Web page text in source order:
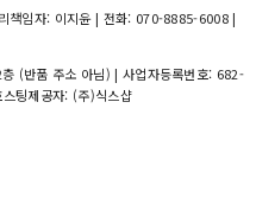
책임자: 이지윤 | 전화: 070-8885-6008 |
(반품 주소 아님) | 사업자등록번호: 682-
스팅제공자: (주)식스샵